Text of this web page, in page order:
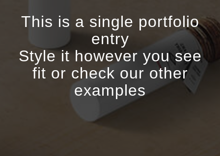
This is a single portfolio
entry
Style it however you see
fit or check our other
examples